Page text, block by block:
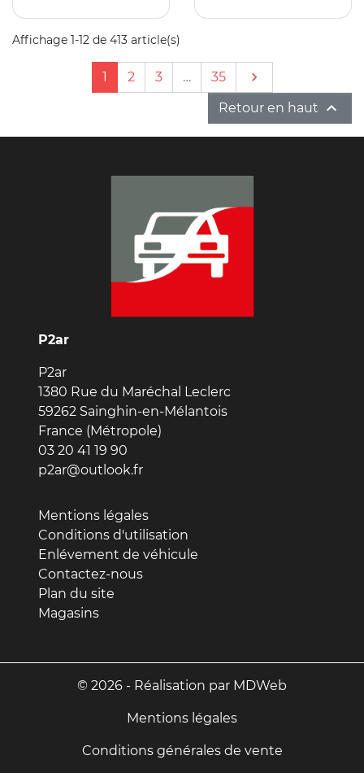
Affichage 1-12 de 413 article(s)
1 2 3 … 35 Suivant

Retour en haut 
P2ar
P2ar
1380 Rue du Maréchal Leclerc
59262 Sainghin-en-Mélantois
France (Métropole)
03 20 41 19 90
p2ar@outlook.fr
Mentions légales
Conditions d'utilisation
Enlévement de véhicule
Contactez-nous
Plan du site
Magasins
© 2026 - Réalisation par MDWeb
Mentions légales
Conditions générales de vente